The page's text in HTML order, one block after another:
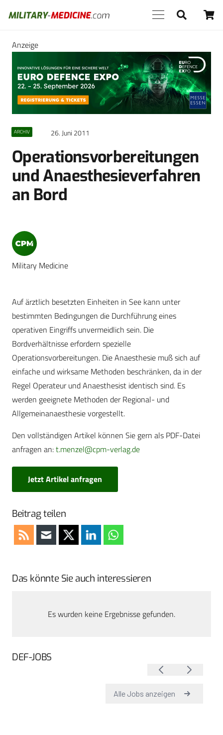
Anzeige
ARCHIV 26. Juni 2011
Operationsvorbereitungen
und Anaesthesieverfahren
an Bord
Military Medicine
Auf ärztlich besetzten Einheiten in See kann unter
bestimmten Bedingungen die Durchführung eines
operativen Eingriffs unvermeidlich sein. Die
Bordverhältnisse erfordern spezielle
Operationsvorbereitungen. Die Anaesthesie muß sich auf
einfache und wirksame Methoden beschränken, da in der
Regel Operateur und Anaesthesist identisch sind. Es
werden geeignete Methoden der Regional- und
Allgemeinanaesthesie vorgestellt.
Den vollständigen Artikel können Sie gern als PDF-Datei
anfragen an:t.menzel@cpm-verlag.de
Jetzt Artikel anfragen
Beitrag teilen
Das könnte Sie auch interessieren
Es wurden keine Ergebnisse gefunden.
DEF-JOBS